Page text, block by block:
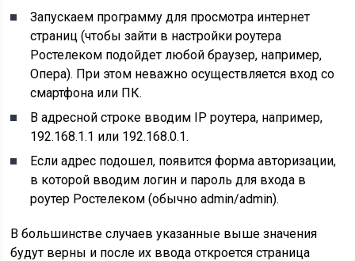
Запускаем программу для просмотра интернет
страниц (чтобы зайти в настройки роутера
Ростелеком подойдет любой браузер, например,
Опера). При этом неважно осуществляется вход со
смартфона или ПК.
В адресной строке вводим IP роутера, например,
192.168.1.1 или 192.168.0.1.
Если адрес подошел, появится форма авторизации,
в которой вводим логин и пароль для входа в
роутер Ростелеком (обычно admin/admin).
В большинстве случаев указанные выше значения
будут верны и после их ввода откроется страница